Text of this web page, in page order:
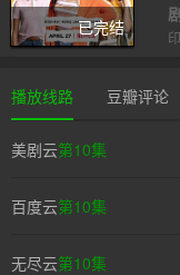
已完结
播放线路 豆瓣评论
美剧云第10集
百度云第10集
无尽云第10集